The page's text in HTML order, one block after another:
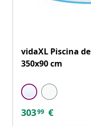
vidaXL Piscina
350x90 cm
30399 €